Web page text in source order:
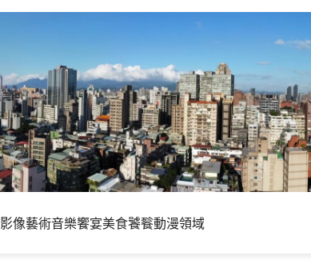
影像藝術音樂饗宴美食饕餮動漫領域